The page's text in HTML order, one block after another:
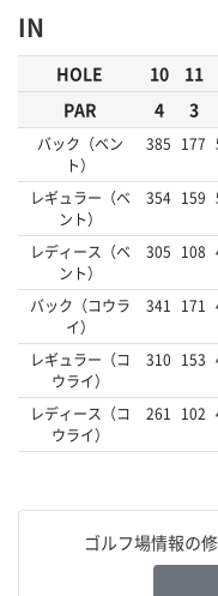
IN
HOLE 10 11
PAR
4 3
バック（ベン
ト）
385 177
レギュラー（ベ
ント）
354 159
レディース（ベ
ント）
305 108
バック（コウラ
イ）
341 171
レギュラー（コ
ウライ）
310 153
レディース（コ
ウライ）
261 102
ゴルフ場情報の